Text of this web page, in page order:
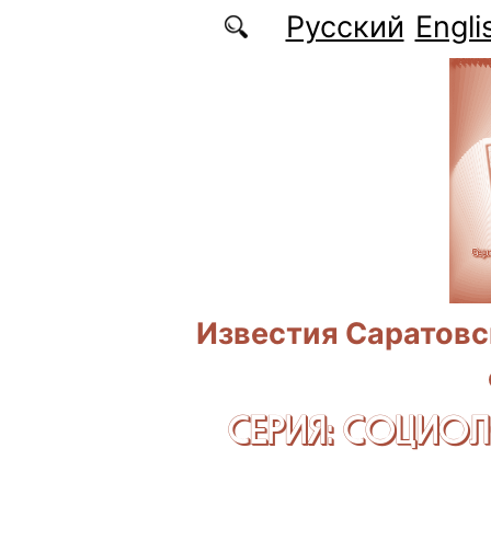
Перейти к основному содержаниюРусский
Известия
СЕРИЯ: